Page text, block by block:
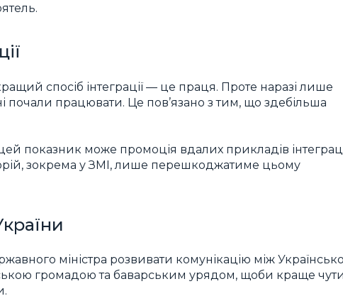
спосіб інтеграції — це праця. Проте наразі лише
почали працювати. Це пов’язано з тим, що здебільша
показник може промоція вдалих прикладів
зокрема у ЗМІ, лише перешкоджатиме цьому
міністра розвивати комунікацію між
громадою та баварським урядом, щоби краще